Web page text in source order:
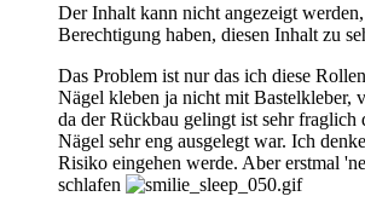
Der Inhalt kann nicht angezeigt
Berechtigung haben, diesen Inhalt zu
Das Problem ist nur das ich diese
Nägel kleben ja nicht mit Bastelkleber,
da der Rückbau gelingt ist sehr fraglich
Nägel sehr eng ausgelegt war. Ich
Risiko eingehen werde. Aber erstmal
schlafen